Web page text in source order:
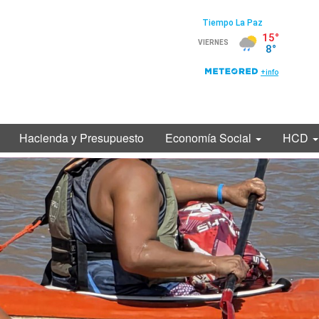
Hacienda y Presupuesto Economía Social HCD